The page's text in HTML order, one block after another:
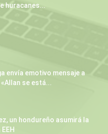
huracanes...
envía emotivo mensaje a
se está...
un hondureño asumirá la